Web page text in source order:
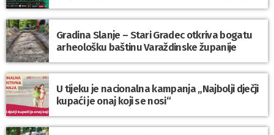
Gradina Slanje – Stari Gradec otkriva bogatu
arheološku baštinu Varaždinske županije
U tijeku je nacionalna kampanja „Najbolji dječji
kupaći je onaj koji se nosi“